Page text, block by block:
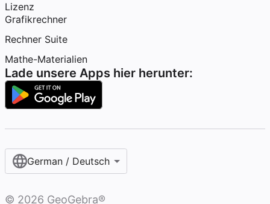
Lizenz
Grafikrechner
Rechner Suite
Mathe-Materialien
Lade unsere Apps hier herunter:
German / Deutsch
© 2026 GeoGebra®